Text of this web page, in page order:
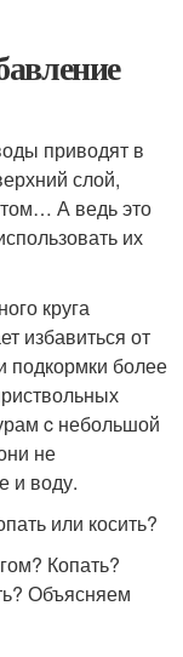
приводят в
слой,
А ведь это
их
круга
избавиться от
подкормки более
c небольшой
не
и воду.
или косить?
Копать?
Объясняем